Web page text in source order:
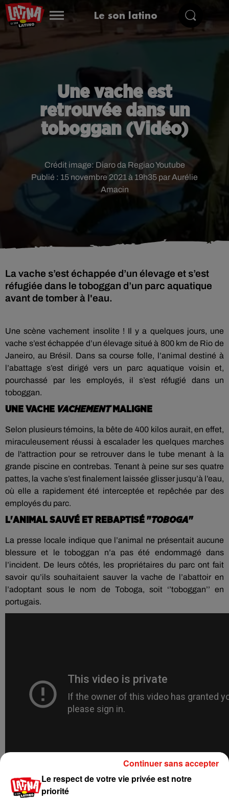
Le son latino
Une vache est
retrouvée dans un
toboggan (Vidéo)
Publié : 15 novembre 2021 à 19h35 par Aurélie
Amacin
Crédit image: Diaro da Regiao Youtube
La vache s’est échappée d’un élevage et s’est
réfugiée dans le toboggan d’un parc aquatique
avant de tomber à l'eau.
Une scène vachement insolite ! Il y a quelques jours, une
vache s’est échappée d’un élevage situé à 800 km de Rio de
Janeiro, au Brésil. Dans sa course folle, l’animal destiné à
l’abattage s’est dirigé vers un parc aquatique voisin et,
pourchassé par les employés, il s’est réfugié dans un
toboggan.
UNE VACHE VACHEMENTMALIGNE
Selon plusieurs témoins, la bête de 400 kilos aurait, en effet,
miraculeusement réussi à escalader les quelques marches
de l'attraction pour se retrouver dans le tube menant à la
grande piscine en contrebas. Tenant à peine sur ses quatre
pattes, la vache s’est finalement laissée glisser jusqu’à l’eau,
où elle a rapidement été interceptée et repêchée par des
employés du parc.
L'ANIMAL SAUVÉ ET REBAPTISÉ "TOBOGA"
La presse locale indique que l’animal ne présentait aucune
blessure et le toboggan n’a pas été endommagé dans
l’incident. De leurs côtés, les propriétaires du parc ont fait
savoir qu’ils souhaitaient sauver la vache de l’abattoir en
l’adoptant sous le nom de Toboga, soit ‘’toboggan’’ en
portugais.
Le respect de votre vie privée est notre
priorité
Continuer sans accepter